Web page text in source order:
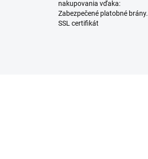
nakupovania vďaka:
Zabezpečené platobné brány.
SSL certifikát